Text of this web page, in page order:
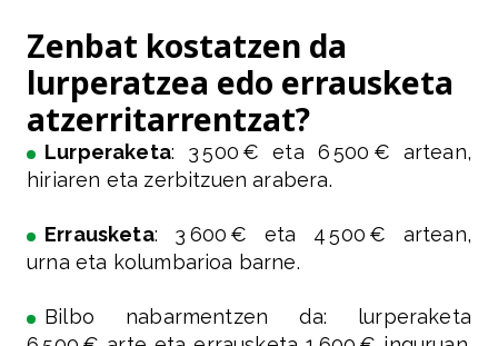
Zenbat kostatzen da
lurperatzea edo errausketa
atzerritarrentzat?
Lurperaketa: 3 500 € eta 6 500 € artean,
hiriaren eta zerbitzuen arabera.
Errausketa: 3 600 € eta 4 500 € artean,
urna eta kolumbarioa barne.
Bilbo nabarmentzen da: lurperaketa